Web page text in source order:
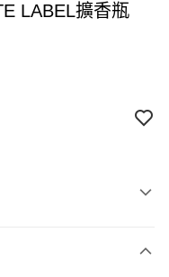
LABEL擴香瓶